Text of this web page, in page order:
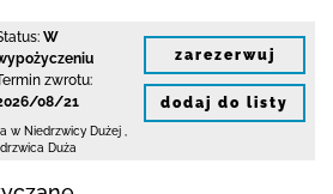
W
zwrotu:
08/21
w Niedrzwicy Dużej
Duża
zarezerwuj
dodaj do listy